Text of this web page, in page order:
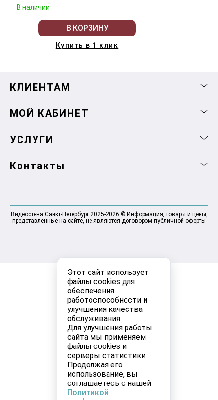
Этот сайт использует
файлы cookies для
обеспечения
работоспособности и
улучшения качества
обслуживания.
Для улучшения работы
сайта мы применяем
файлы cookies и
серверы статистики.
Продолжая его
использование, вы
соглашаетесь с нашей
Политикой
В наличии
В КОРЗИНУ
Купить в 1 клик
КЛИЕНТАМ
МОЙ КАБИНЕТ
УСЛУГИ
Контакты
Видеостена Санкт-Петербург 2025-2026 © Информация, товары и цены,
представленные на сайте, не являются договором публичной оферты